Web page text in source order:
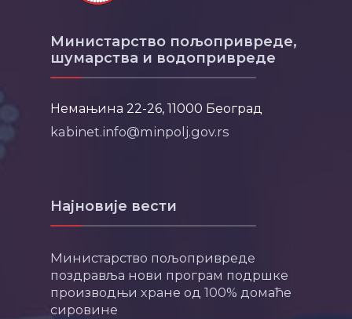
Министарство пољопривреде,
шумарства и водопривреде
Немањина 22-26, 11000 Београд
kabinet.info@minpolj.gov.rs
Најновије вести
Министарство пољопривреде
поздравља нови програм подршке
производњи хране од 100% домаће
сировине